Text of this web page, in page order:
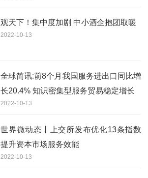
观天下！集中度加剧 中小酒企抱团取暖
2022-10-13
全球简讯:前8个月我国服务进出口同比增
长20.4% 知识密集型服务贸易稳定增长
2022-10-13
世界微动态丨上交所发布优化13条指数
提升资本市场服务效能
2022-10-13